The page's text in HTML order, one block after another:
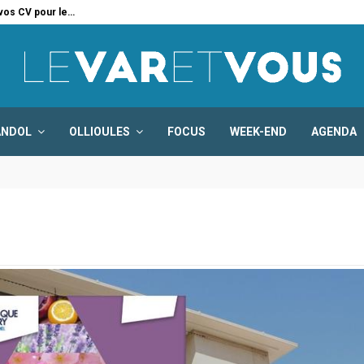
CV pour le…
OLLIOULES FOCUS WEEK-END AGENDA